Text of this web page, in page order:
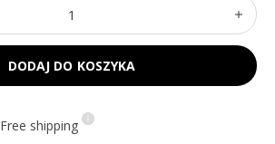
DODAJ DO KOSZYKA
Free shipping